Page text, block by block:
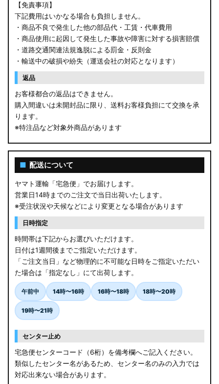
【免責事項】
下記費用はいかなる場合も負担しません。
・商品不良で発生した他の部品代・工賃・代車費用
・商品使用に起因して発生した事故や障害に対する損害賠償
・道路交通関連法規逸脱による罰金・反則金
・輸送中の破損や紛失（運送会社の対応となります）
返品
お客様都合の返品はできません。
購入間違いは未開封品に限り、送料お客様負担にて交換を承
ります。
※特注品など対象外商品があります
■ 配送について
ヤマト運輸「宅急便」でお届けします。
営業日14時までのご注文で当日出荷いたします。
※受注状況や天候などにより変更となる場合があります
日時指定
時間帯は下記からお選びいただけます。
日付は1週間後までご指定いただけます。
「ご注文当日」など物理的に不可能な日時をご指定いただい
た場合は「指定なし」にて出荷します。
午前中 14時〜16時 16時〜18時 18時〜20時
19時〜21時
センター止め
宅急便センターコード（6桁）を備考欄へご記入ください。
類似したセンター名があるため、センター名のみの入力では
対応出来ない場合があります。